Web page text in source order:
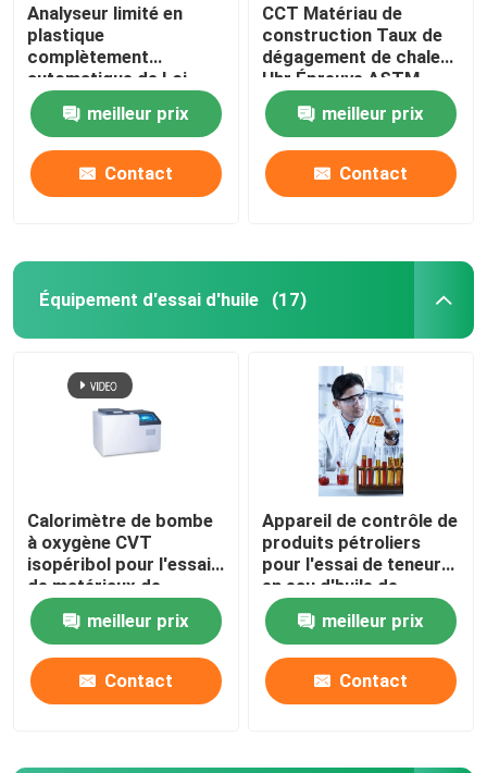
Analyseur limité en
plastique
complètement
automatique de Loi
d'index de l'oxygène
ISO4589-2 d'ASTM D
2863
meilleur prix
Contact
CCT Matériau de
construction Taux de
dégagement de chaleur
Hhr Épreuve ASTM
E1354 ISO5660
Calorimètre à cône
meilleur prix
Contact
Équipement d'essai d'huile (17)
Calorimètre de bombe
à oxygène CVT
isopéribol pour l'essai
de matériaux de
construction à base
d'huile d'alimentation
au charbon
meilleur prix
Contact
Appareil de contrôle de
produits pétroliers
pour l'essai de teneur
en eau d'huile de
transformateur
meilleur prix
Contact